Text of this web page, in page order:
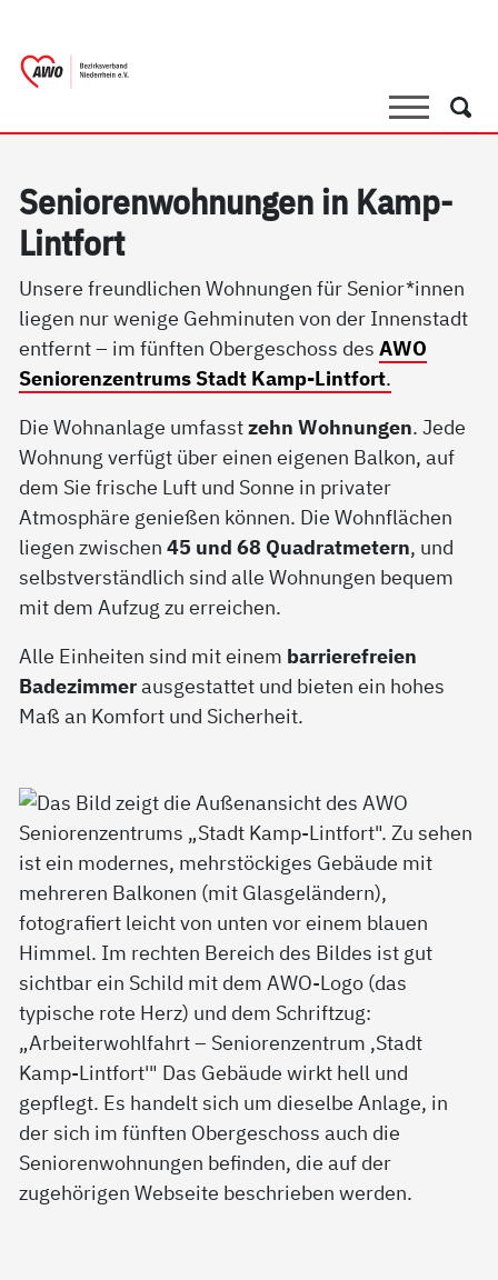
SucheSuche
Se­nio­ren­woh­nun­gen in Kamp-
Lint­fort
Unsere freundlichen Wohnungen für Senior*innen
liegen nur wenige Gehminuten von der Innenstadt
entfernt – im fünften Obergeschoss desAWO
Seniorenzentrums Stadt Kamp-Lintfort.
Die Wohnanlage umfasstzehn Wohnungen. Jede
Wohnung verfügt über einen eigenen Balkon, auf
dem Sie frische Luft und Sonne in privater
Atmosphäre genießen können. Die Wohnflächen
liegen zwischen45 und 68 Quadratmetern, und
selbstverständlich sind alle Wohnungen bequem
mit dem Aufzug zu erreichen.
Alle Einheiten sind mit einem barrierefreien
Badezimmerausgestattet und bieten ein hohes
Maß an Komfort und Sicherheit.